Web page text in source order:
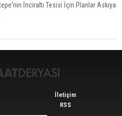
Güçlü Seyrini Korudu Yabancıya
İnciraltı Tesisi İçin Planlar Askıya
İletişim
RSS